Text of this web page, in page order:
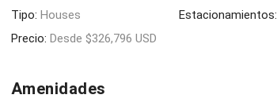
Tipo: Houses
Precio: Desde $326,796 USD
Estacionamientos:
Amenidades